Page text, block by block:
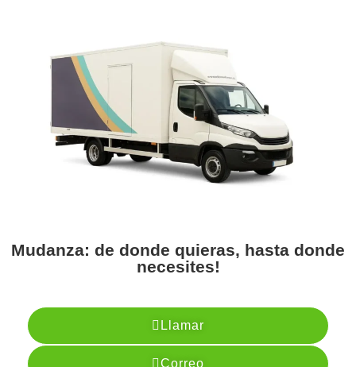
Mudanza: de donde quieras, hasta donde
necesites!
Llamar
Correo